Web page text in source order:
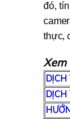
đó,
thực,
Xem
DỊCH
DỊCH